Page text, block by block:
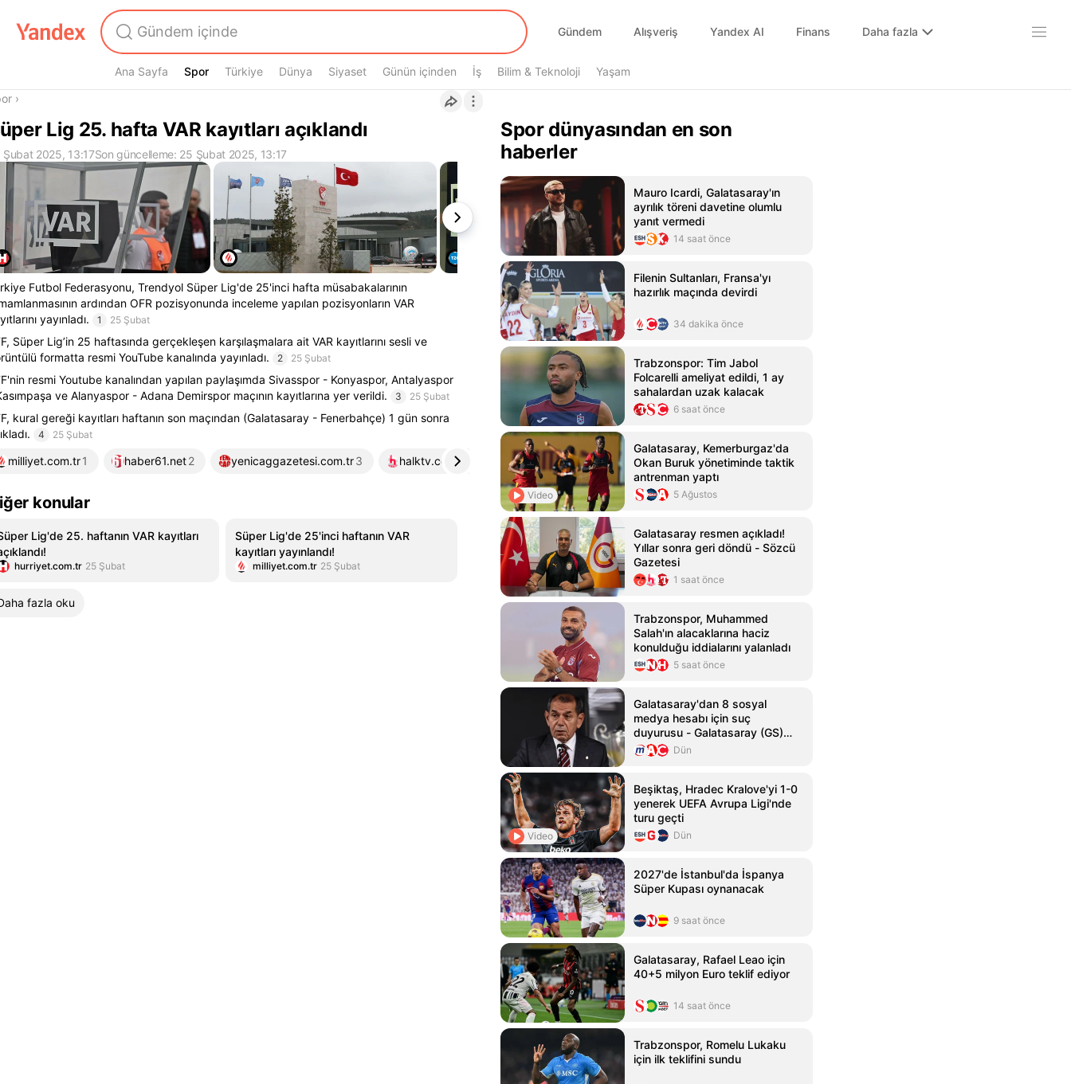
Gündem Alışveriş Yandex AI Finans Daha fazla
Ana Sayfa Spor
Spor Türkiye Dünya Siyaset Günün içinden İş Bilim & Teknoloji Yaşam
›
Lig 25. hafta VAR kayıtları açıklandı
Şubat 2025, 13:17Son güncelleme: 25 Şubat 2025, 13:17
Futbol Federasyonu, Trendyol Süper Lig'de 25'inci hafta müsabakalarının
ardından OFR pozisyonunda inceleme yapılan pozisyonların VAR
yayınladı.
1 25 Şubat
Süper Lig’in 25 haftasında gerçekleşen karşılaşmalara ait VAR kayıtlarını sesli ve
formatta resmi YouTube kanalında yayınladı.
2 25 Şubat
resmi Youtube kanalından yapılan paylaşımda Sivasspor - Konyaspor, Antalyaspor
ve Alanyaspor - Adana Demirspor maçının kayıtlarına yer verildi.
3 25 Şubat
kural gereği kayıtları haftanın son maçından (Galatasaray - Fenerbahçe) 1 gün sonra
4 25 Şubat
milliyet.com.tr1 haber61.net2 yenicaggazetesi.com.tr3 halktv.com.tr
konular
Lig'de 25. haftanın VAR kayıtları
hurriyet.com.tr 25 Şubat
Süper Lig'de 25'inci haftanın VAR
kayıtları yayınlandı!
milliyet.com.tr 25 Şubat
fazla oku
Spor dünyasından en son
haberler
Mauro Icardi, Galatasaray'ın
ayrılık töreni davetine olumlu
yanıt vermedi
14 saat önce
Filenin Sultanları, Fransa'yı
hazırlık maçında devirdi
34 dakika önce
Trabzonspor: Tim Jabol
Folcarelli ameliyat edildi, 1 ay
sahalardan uzak kalacak
6 saat önce
Video
Galatasaray, Kemerburgaz'da
Okan Buruk yönetiminde taktik
antrenman yaptı
5 Ağustos
Galatasaray resmen açıkladı!
Yıllar sonra geri döndü - Sözcü
Gazetesi
1 saat önce
Trabzonspor, Muhammed
Salah'ın alacaklarına haciz
konulduğu iddialarını yalanladı
5 saat önce
Galatasaray'dan 8 sosyal
medya hesabı için suç
duyurusu - Galatasaray (GS)
HaberleriDün
Video
Beşiktaş, Hradec Kralove'yi 1-0
yenerek UEFA Avrupa Ligi'nde
turu geçti
Dün
2027'de İstanbul'da İspanya
Süper Kupası oynanacak
9 saat önce
Galatasaray, Rafael Leao için
40+5 milyon Euro teklif ediyor
14 saat önce
Trabzonspor, Romelu Lukaku
için ilk teklifini sundu